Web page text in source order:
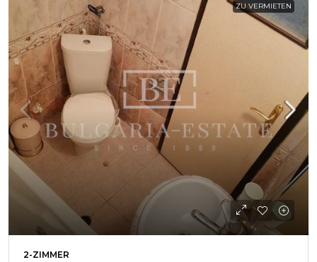
ZU VERMIETEN
2-ZIMMER